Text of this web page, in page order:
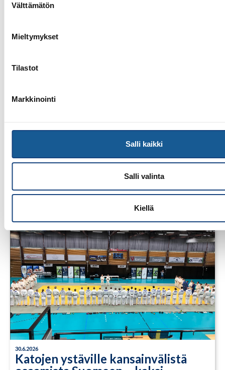
valinta
Välttämätön
Mieltymykset
Tilastot
Markkinointi
Salli kaikki
Salli valinta
Kiellä
Tuomariraportti, Junior European
Cup 2026, Praha 4.-5.7.2026, Tsekki
30.6.2026
Katojen ystäville kansainvälistä